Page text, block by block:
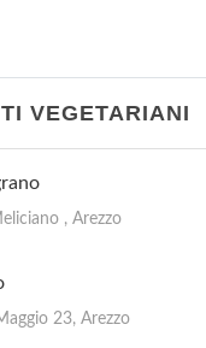
VEGETARIANI
, Arezzo
23, Arezzo